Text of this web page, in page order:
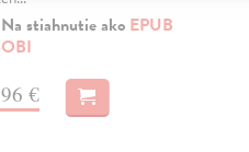
Na stiahnutie ako EPUB
€